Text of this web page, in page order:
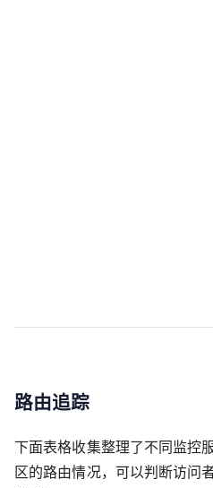
路由追踪
下面表格收集整理了不同监控
区的路由情况，可以判断访问